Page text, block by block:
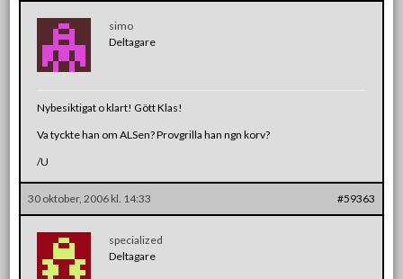
simo
Deltagare
Nybesiktigat o klart! Gött Klas!
Va tyckte han om ALSen? Provgrilla han ngn korv?
/U
30 oktober, 2006 kl. 14:33 #59363
specialized
Deltagare